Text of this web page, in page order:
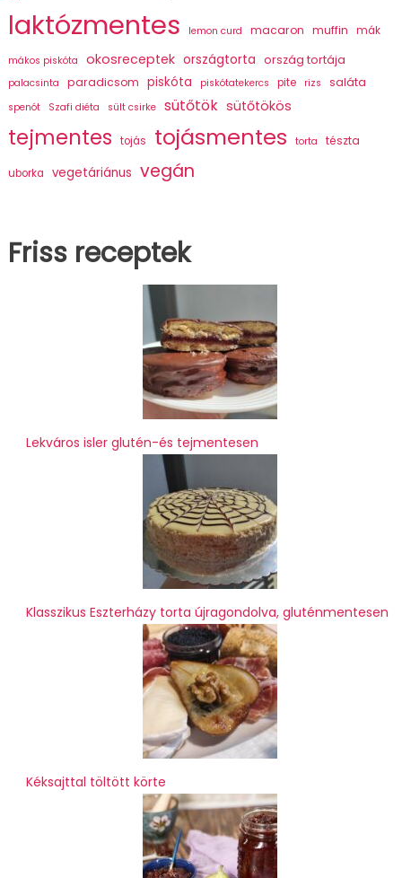
laktózmentes lemon curd macaron muffin mák
mákos piskóta okosreceptek országtorta ország tortája
palacsinta paradicsom piskóta piskótatekercs pite rizs saláta
spenót Szafi diéta sült csirke sütőtök sütőtökös
tejmentes tojás tojásmentes torta tészta
uborka vegetáriánus vegán
Friss receptek
Lekváros isler glutén-és tejmentesen
Klasszikus Eszterházy torta újragondolva, gluténmentesen
Kéksajttal töltött körte